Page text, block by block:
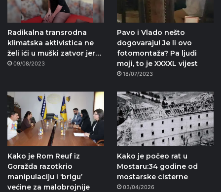
Radikalna transrodna
klimatska aktivistica ne
želi ići u muški zatvor jer…
09/08/2023
Pavo i Vlado nešto
dogovaraju! Je li ovo
fotomontaža? Pa ljudi
moji, to je XXXXL vijest
18/07/2023
Kako je Rom Reuf iz
Goražda razotkrio
manipulaciju i ‘brigu’
većine za malobrojnije
Kako je počeo rat u
Mostaru:34 godine od
mostarske cisterne
03/04/2026